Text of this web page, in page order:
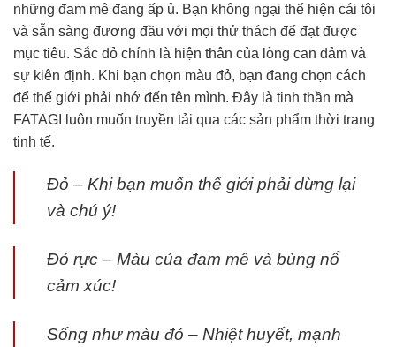
những đam mê đang ấp ủ. Bạn không ngại thể hiện cái tôi
và sẵn sàng đương đầu với mọi thử thách để đạt được
mục tiêu. Sắc đỏ chính là hiện thân của lòng can đảm và
sự kiên định. Khi bạn chọn màu đỏ, bạn đang chọn cách
để thế giới phải nhớ đến tên mình. Đây là tinh thần mà
FATAGI luôn muốn truyền tải qua các sản phẩm thời trang
tinh tế.
Đỏ – Khi bạn muốn thế giới phải dừng lại
và chú ý!
Đỏ rực – Màu của đam mê và bùng nổ
cảm xúc!
Sống như màu đỏ – Nhiệt huyết, mạnh